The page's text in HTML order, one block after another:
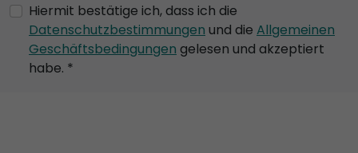
Hiermit bestätige ich, dass ich die
Datenschutzbestimmungen und die Allgemeinen
Geschäftsbedingungen gelesen und akzeptiert
habe. *